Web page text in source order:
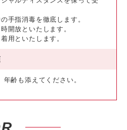
手指消毒を徹底します。
開放といたします。
用といたします。
齢も添えてください。